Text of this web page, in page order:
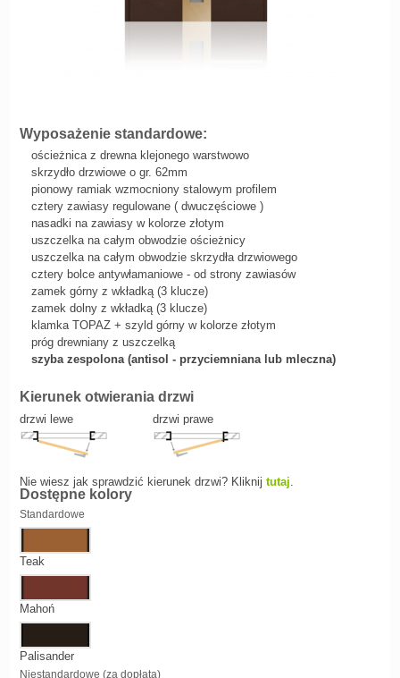
Wyposażenie standardowe:
ościeżnica z drewna klejonego warstwowo
skrzydło drzwiowe o gr. 62mm
pionowy ramiak wzmocniony stalowym profilem
cztery zawiasy regulowane ( dwuczęściowe )
nasadki na zawiasy w kolorze złotym
uszczelka na całym obwodzie ościeżnicy
uszczelka na całym obwodzie skrzydła drzwiowego
cztery bolce antywłamaniowe - od strony zawiasów
zamek górny z wkładką (3 klucze)
zamek dolny z wkładką (3 klucze)
klamka TOPAZ + szyld górny w kolorze złotym
próg drewniany z uszczelką
szyba zespolona (antisol - przyciemniana lub mleczna)
Kierunek otwierania drzwi
drzwi lewe drzwi prawe
Nie wiesz jak sprawdzić kierunek drzwi? Kliknij tutaj.
Dostępne kolory
Standardowe
Teak
Mahoń
Palisander
Niestandardowe (za dopłatą)